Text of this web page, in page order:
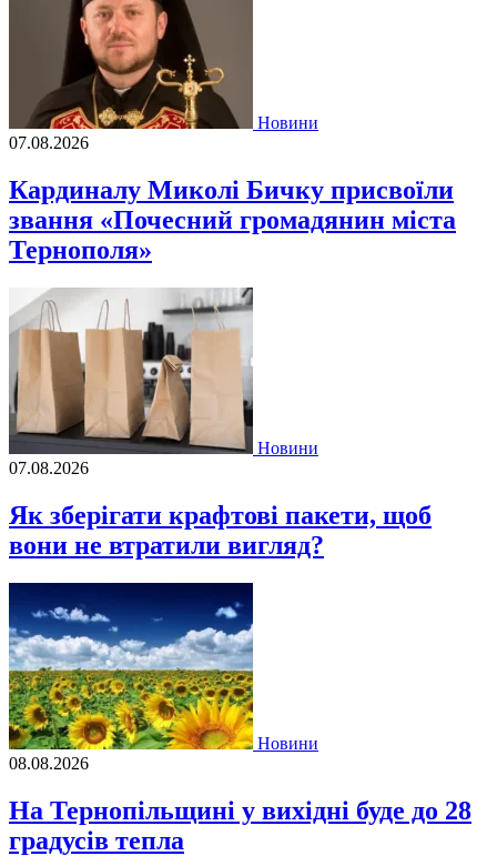
Новини
07.08.2026
Кардиналу Миколі Бичку присвоїли
звання «Почесний громадянин міста
Тернополя»
Новини
07.08.2026
Як зберігати крафтові пакети, щоб
вони не втратили вигляд?
Новини
08.08.2026
На Тернопільщині у вихідні буде до 28
градусів тепла